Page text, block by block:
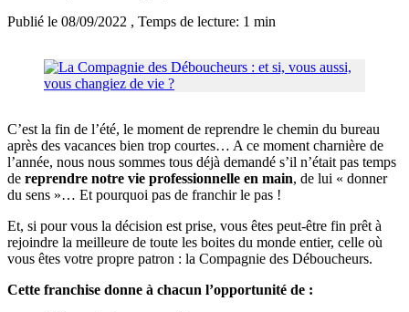
Publié le 08/09/2022 , Temps de lecture: 1 min
C’est la fin de l’été, le moment de reprendre le chemin du bureau
après des vacances bien trop courtes… A ce moment charnière de
l’année, nous nous sommes tous déjà demandé s’il n’était pas temps
de reprendre notre vie professionnelle en main, de lui « donner
du sens »… Et pourquoi pas de franchir le pas !
Et, si pour vous la décision est prise, vous êtes peut-être fin prêt à
rejoindre la meilleure de toute les boites du monde entier, celle où
vous êtes votre propre patron : la Compagnie des Déboucheurs.
Cette franchise donne à chacun l’opportunité de :